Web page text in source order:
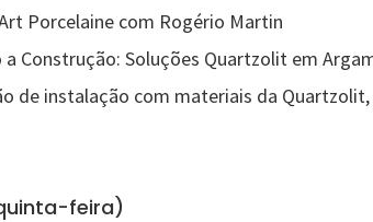
Porcelaine com Rogério Martin
Construção: Soluções Quartzolit em
de instalação com materiais da Quartzolit,
feira)